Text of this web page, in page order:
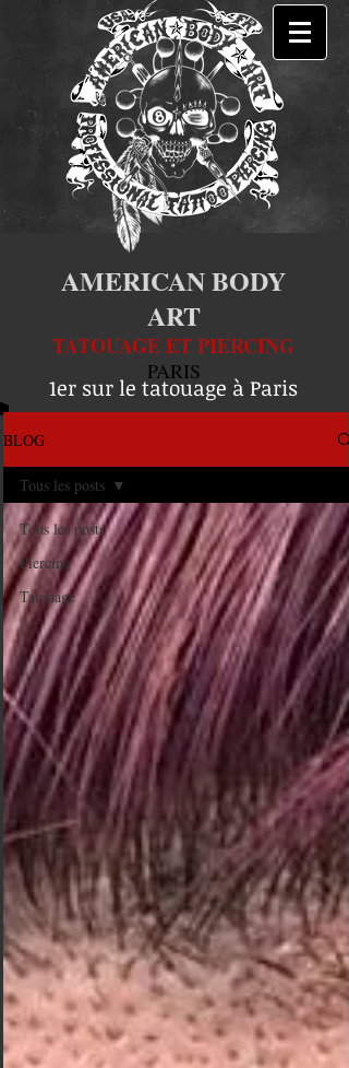
AMERICAN BODY
ART
TATOUAGE ET PIERCING
PARIS
1er sur le tatouage à Paris
BLOG
Tous les posts
Piercing
Tatouage
Tous les posts